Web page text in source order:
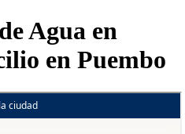
Agua en
en Puembo